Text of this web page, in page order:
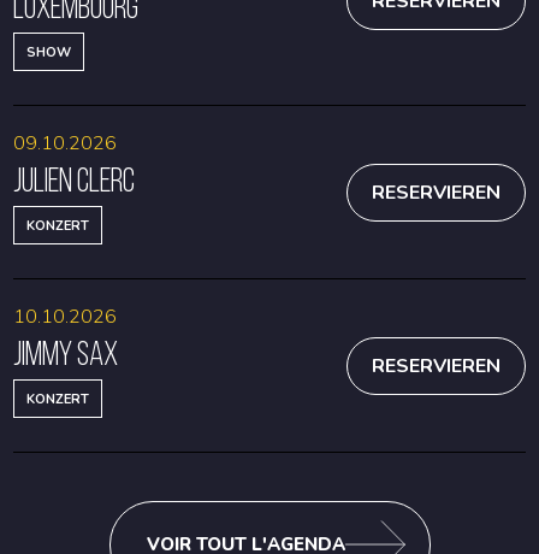
SHOW
Julien Clerc
KONZERT
09.10.2026
RESERVIEREN
Jimmy Sax
KONZERT
10.10.2026
RESERVIEREN
VOIR TOUT L'AGENDA